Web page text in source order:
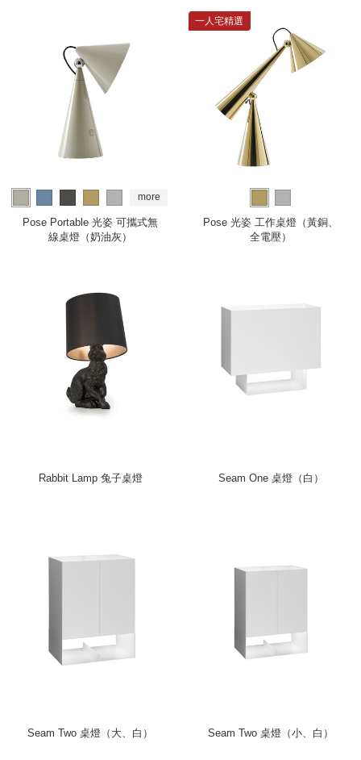
more
Pose Portable 光姿 可攜式無
線桌燈（奶油灰）
一人宅精選
Pose 光姿 工作桌燈（黃銅、
全電壓）
Rabbit Lamp 兔子桌燈 Seam One 桌燈（白）
Seam Two 桌燈（大、白） Seam Two 桌燈（小、白）